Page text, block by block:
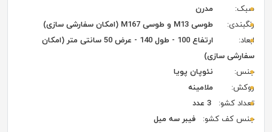
سبک:
مدرن
رنگبندی:
طوسی M13 و طوسی M167 (امکان سفارشی سازی)
ابعاد:
ارتفاع 100 - طول 140 - عرض 50 سانتی متر (امکان
سفارشی سازی)
جنس:
نئوپان پویا
روکش:
ملامینه
تعداد کشو:
3 عدد
جنس کف کشو:
فیبر سه میل